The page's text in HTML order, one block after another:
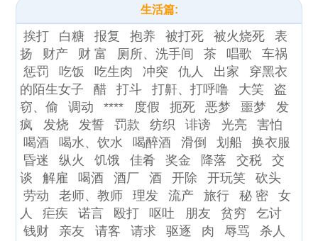
生活篇:
挨打 白糖 报复 抱养 被打死 被火烧死
表
扬
财产 财 富 厕所、洗手间 茶 唱歌
车祸
惩罚
吃饭 吃生肉 冲突 仇人 出家
穿黑衣
的陌生女子
醋 打斗 打鼾、打呼噜 大笑
盗
窃、偷
调动 **** 度假 扼死 恶梦 噩梦
发
疯
发烧 发誓 罚款 纺织 诽谤 光亮
害怕
喝酒
喝水、饮水 喝醉酒 滑倒 划船
换衣服
昏迷
纵火 饥饿 佳肴 奖金 降落 交税
交
谈
解雇 喝酒 酒厂 酒 开除 开玩笑
砍头
劳动
老师、教师 理发 流产 旅行 秘 密
女
人
疟疾 诺言 殴打 呕吐 朋友 贫穷
乞讨
钱财
亲友 请客 请求 驱逐 肉 辱骂
杀人